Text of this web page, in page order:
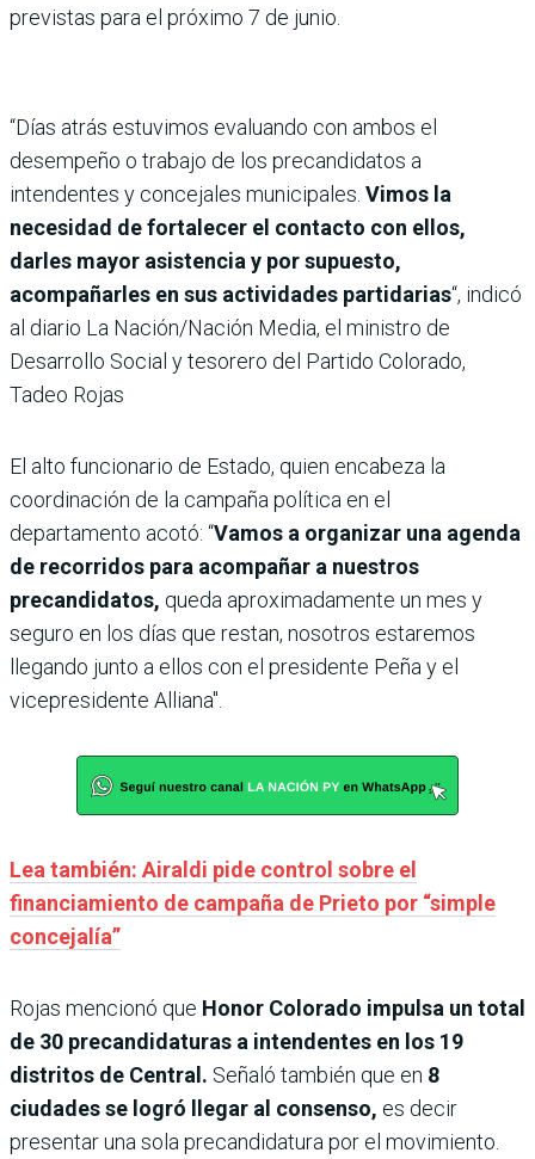
previstas para el próximo 7 de junio.
“Días atrás estuvimos evaluando con ambos el
desempeño o trabajo de los precandidatos a
intendentes y concejales municipales. Vimos la
necesidad de fortalecer el contacto con ellos,
darles mayor asistencia y por supuesto,
acompañarles en sus actividades partidarias“, indicó
al diario La Nación/Nación Media, el ministro de
Desarrollo Social y tesorero del Partido Colorado,
Tadeo Rojas
El alto funcionario de Estado, quien encabeza la
coordinación de la campaña política en el
departamento acotó: “Vamos a organizar una agenda
de recorridos para acompañar a nuestros
precandidatos, queda aproximadamente un mes y
seguro en los días que restan, nosotros estaremos
llegando junto a ellos con el presidente Peña y el
vicepresidente Alliana".
Lea también: Airaldi pide control sobre el
financiamiento de campaña de Prieto por “simple
concejalía”
Rojas mencionó que Honor Colorado impulsa un total
de 30 precandidaturas a intendentes en los 19
distritos de Central. Señaló también que en 8
ciudades se logró llegar al consenso, es decir
presentar una sola precandidatura por el movimiento.